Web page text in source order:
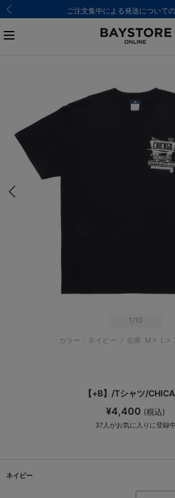
ご注文集中による発送について
1 /10
カラー：ネイビー / 在庫 M:☓ L:☓
【+B】/Tシャツ/
¥4,400 (税込)
37人がお気に入りに登録中
ネイビー